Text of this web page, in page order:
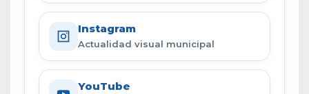
Instagram
Actualidad visual municipal
YouTube